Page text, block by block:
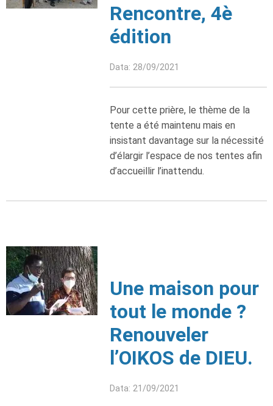
Rencontre, 4è
édition
Data: 28/09/2021
Pour cette prière, le thème de la
tente a été maintenu mais en
insistant davantage sur la nécessité
d’élargir l’espace de nos tentes afin
d’accueillir l’inattendu.
Une maison pour
tout le monde ?
Renouveler
l’OIKOS de DIEU.
Data: 21/09/2021